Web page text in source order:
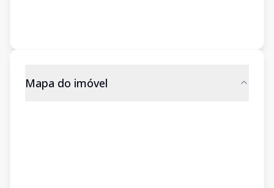
Mapa do imóvel